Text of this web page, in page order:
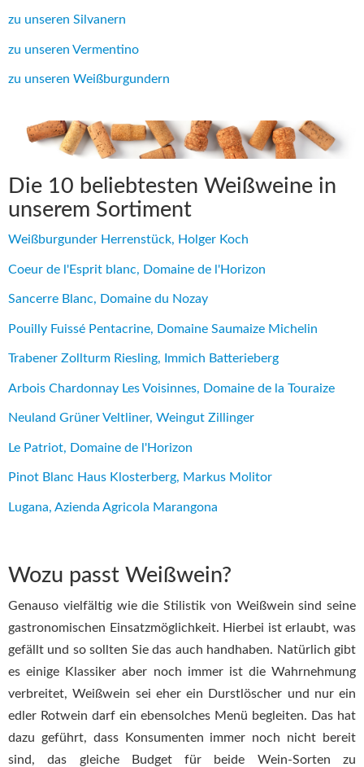
zu unseren Silvanern
zu unseren Vermentino
zu unseren Weißburgundern
Die 10 beliebtesten Weißweine in
unserem Sortiment
Weißburgunder Herrenstück, Holger Koch
Coeur de l'Esprit blanc, Domaine de l'Horizon
Sancerre Blanc, Domaine du Nozay
Pouilly Fuissé Pentacrine, Domaine Saumaize Michelin
Trabener Zollturm Riesling, Immich Batterieberg
Arbois Chardonnay Les Voisinnes, Domaine de la Touraize
Neuland Grüner Veltliner, Weingut Zillinger
Le Patriot, Domaine de l'Horizon
Pinot Blanc Haus Klosterberg, Markus Molitor
Lugana, Azienda Agricola Marangona
Wozu passt Weißwein?
Genauso vielfältig wie die Stilistik von Weißwein sind seine
gastronomischen Einsatzmöglichkeit. Hierbei ist erlaubt, was
gefällt und so sollten Sie das auch handhaben. Natürlich gibt
es einige Klassiker aber noch immer ist die Wahrnehmung
verbreitet, Weißwein sei eher ein Durstlöscher und nur ein
edler Rotwein darf ein ebensolches Menü begleiten. Das hat
dazu geführt, dass Konsumenten immer noch nicht bereit
sind, das gleiche Budget für beide Wein-Sorten zu